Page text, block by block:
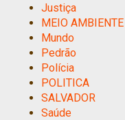
Justiça
MEIO AMBIENTE
Mundo
Pedrão
Polícia
POLITICA
SALVADOR
Saúde